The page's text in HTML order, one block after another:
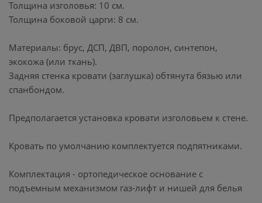
Толщина изголовья: 10 см.
Толщина боковой царги: 8 см.
Материалы: брус, ДСП, ДВП, поролон, синтепон,
экокожа (или ткань).
Задняя стенка кровати (заглушка) обтянута бязью или
спанбондом.
Предполагается установка кровати изголовьем к стене.
Кровать по умолчанию комплектуется подпятниками.
Комплектация - ортопедическое основание с
подъемным механизмом газ-лифт и нишей для белья